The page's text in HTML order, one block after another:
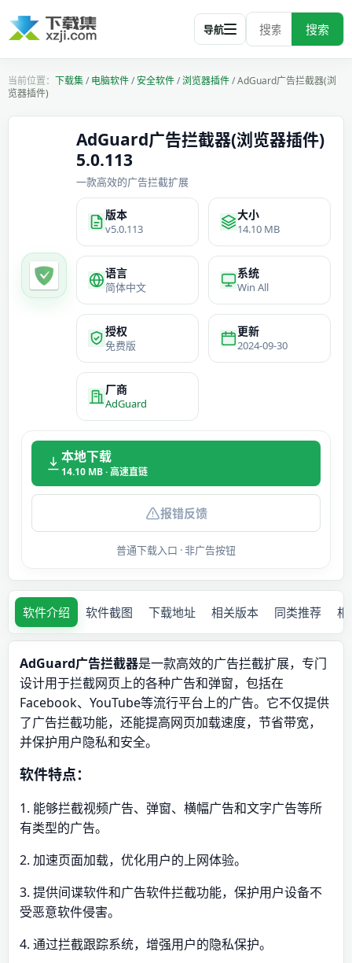
搜索
导航
下载集/电脑软件/安全软件/浏览器插件/AdGuard广告拦截器(浏
览器插件)
AdGuard广告拦截器(浏览器插件)
5.0.113
一款高效的广告拦截扩展
版本
v5.0.113
大小
14.10 MB
语言
简体中文
系统
Win All
授权
免费版
更新
2024-09-30
厂商
AdGuard
本地下载
14.10 MB · 高速直链
报错反馈
普通下载入口 · 非广告按钮
软件介绍 软件截图 下载地址 相关版本 同类推荐 相
AdGuard广告拦截器是一款高效的广告拦截扩展，专门
设计用于拦截网页上的各种广告和弹窗，包括在
Facebook、YouTube等流行平台上的广告。它不仅提供
了广告拦截功能，还能提高网页加载速度，节省带宽，
并保护用户隐私和安全。
软件特点：
1. 能够拦截视频广告、弹窗、横幅广告和文字广告等所
有类型的广告。
2. 加速页面加载，优化用户的上网体验。
3. 提供间谍软件和广告软件拦截功能，保护用户设备不
受恶意软件侵害。
4. 通过拦截跟踪系统，增强用户的隐私保护。